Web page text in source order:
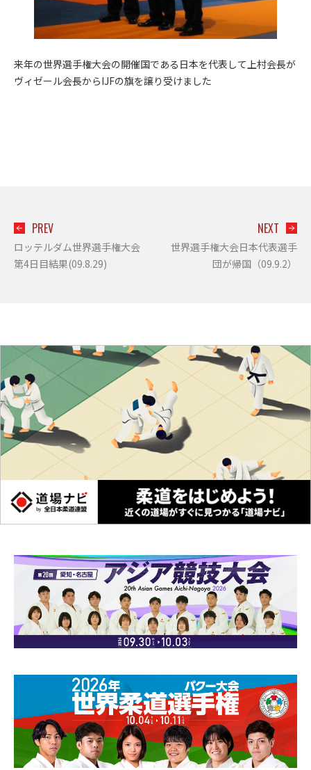
来年の世界選手権大会の開催国である日本を代表して上村会長が
ヴィゼール会長からIJFの旗を譲り受けました
PREV
ロッテルダム世界選手権大会
第4日目結果(09.8.29)
NEXT
世界選手権大会日本代表選手
団が帰国（09.9.2）